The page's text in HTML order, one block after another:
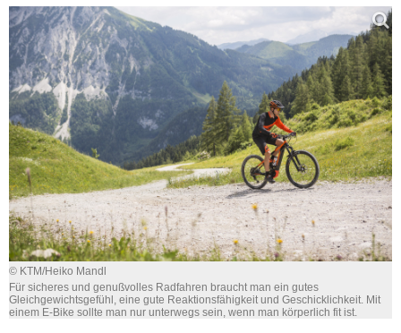
© KTM/Heiko Mandl
Für sicheres und genußvolles Radfahren braucht man ein gutes
Gleichgewichtsgefühl, eine gute Reaktionsfähigkeit und Geschicklichkeit. Mit
einem E-Bike sollte man nur unterwegs sein, wenn man körperlich fit ist.